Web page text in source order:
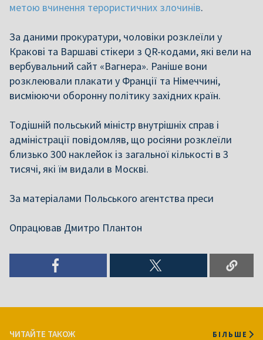
метою вчинення терористичних злочинів.
За даними прокуратури, чоловіки розклеїли у
Кракові та Варшаві стікери з QR-кодами, які вели на
вербувальний сайт «Вагнера». Раніше вони
розклеювали плакати у Франції та Німеччині,
висміюючи оборонну політику західних країн.
Тодішній польський міністр внутрішніх справ і
адміністрації повідомляв, що росіяни розклеїли
близько 300 наклейок із загальної кількості в 3
тисячі, які їм видали в Москві.
За матеріалами Польського агентства преси
Опрацював Дмитро Плантон
ЧИТАЙТЕ ТАКОЖ БІЛЬШЕ